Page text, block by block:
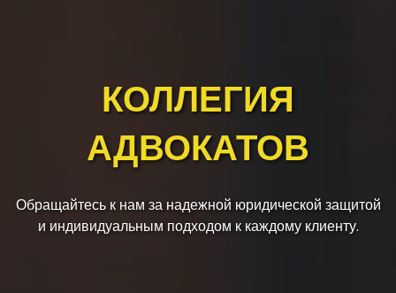
КОЛЛЕГИЯ
АДВОКАТОВ
Обращайтесь к нам за надежной юридической защитой
и индивидуальным подходом к каждому клиенту.